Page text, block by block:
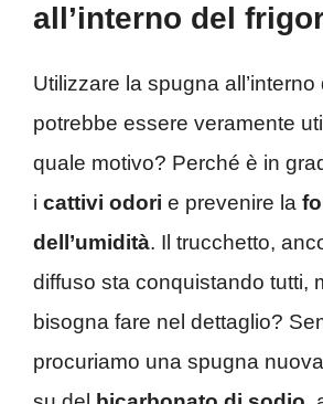
all’interno del
Utilizzare la spugna all’interno
potrebbe essere veramente
quale motivo? Perché è in
i cattivi odori e prevenire la
dell’umidità. Il trucchetto,
diffuso sta conquistando tutti,
bisogna fare nel dettaglio?
procuriamo una spugna